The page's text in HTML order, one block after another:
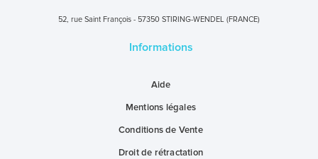
52, rue Saint François - 57350 STIRING-WENDEL (FRANCE)
Informations
Aide
Mentions légales
Conditions de Vente
Droit de rétractation